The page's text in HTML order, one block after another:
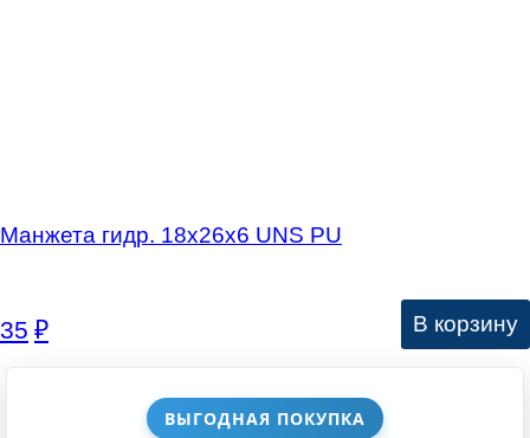
ВЫГОДНАЯ ПОКУПКА
Манжета гидр. 18х26х6 UNS PU
35 ₽ В корзину